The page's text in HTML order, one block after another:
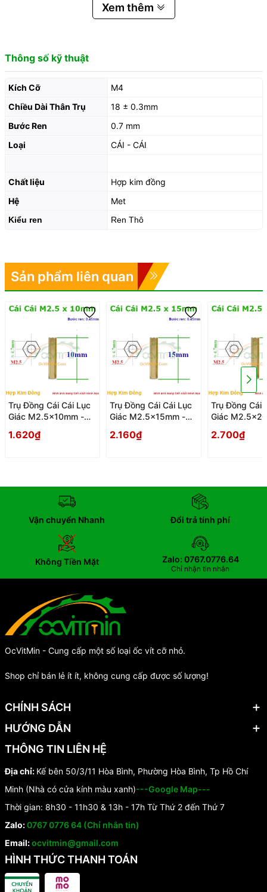
Xem thêm
Thông số kỹ thuật
Kích Cỡ
M4
Chiều Dài Thân Trụ
18 ± 0.3mm
Bước Ren
0.7 mm
Loại
CÁI - CÁI
Chất liệu
Hợp kim đồng
Hệ
Met
Kiểu ren Ren Thô
Sản phẩm liên quan
Trụ Đồng Cái Cái Lục
Giác M2.5x10mm -
Giac
1.620₫
Trụ Đồng Cái Cái Lục
Giác M2.5x15mm -
Giac
2.160₫
Trụ Đồng Cái
Giác
Giac
2.700₫
Vận chuyển Nhanh Đổi trả tính phí
Không Tiền Mặt Zalo: 0767.0776.64
Chỉ nhận tin nhắn
OcVitMin - Cung cấp một số loại ốc vít cỡ nhỏ.
Shop chỉ bán lẻ ít ít, không cung cấp được số lượng!
CHÍNH SÁCH
HƯỚNG DẪN
THÔNG TIN LIÊN HỆ
Địa chỉ: Kế bên 50/3/11 Hòa Bình, Phường Hòa Bình, Tp Hồ Chí
Minh (Nhà có cửa kính màu xanh)---Google Map---
Thời gian: 8h30 - 11h30 & 13h - 17h Từ Thứ 2 đến Thứ 7
Zalo:0767 0776 64 (Chỉ nhắn tin)
Email:ocvitmin@gmail.com
HÌNH THỨC THANH TOÁN